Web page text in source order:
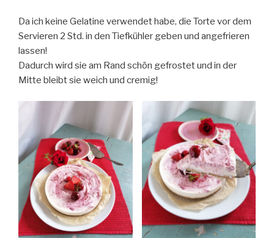
Da ich keine Gelatine verwendet habe, die Torte vor dem
Servieren 2 Std. in den Tiefkühler geben und angefrieren
lassen!
Dadurch wird sie am Rand schön gefrostet und in der
Mitte bleibt sie weich und cremig!